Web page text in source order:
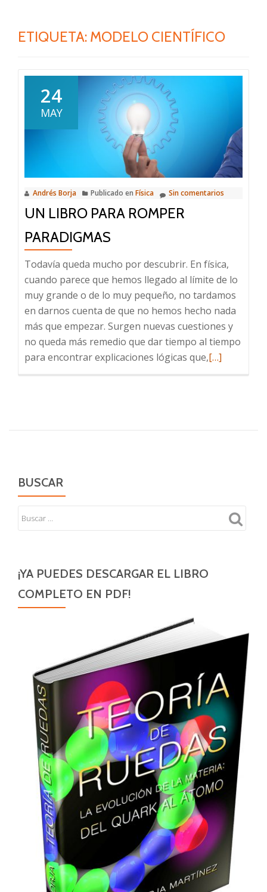
ETIQUETA: MODELO CIENTÍFICO
24
MAY
Andrés Borja Publicado en Física Sin comentarios
UN LIBRO PARA ROMPER
PARADIGMAS
Todavía queda mucho por descubrir. En física,
cuando parece que hemos llegado al límite de lo
muy grande o de lo muy pequeño, no tardamos
en darnos cuenta de que no hemos hecho nada
más que empezar. Surgen nuevas cuestiones y
no queda más remedio que dar tiempo al tiempo
para encontrar explicaciones lógicas que,Leer
para
[…]
BUSCAR
¡YA PUEDES DESCARGAR EL LIBRO
COMPLETO EN PDF!